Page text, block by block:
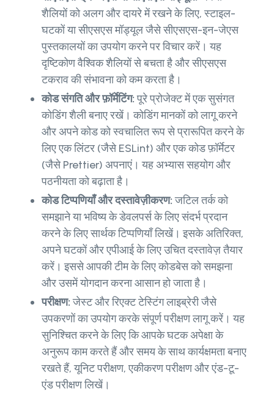
शैलियों को अलग और दायरे में रखने के लिए, स्टाइल-
घटकों या सीएसएस मॉड्यूल जैसे सीएसएस-इन-जेएस
पुस्तकालयों का उपयोग करने पर विचार करें। यह
दृष्टिकोण वैश्विक शैलियों से बचता है और सीएसएस
टकराव की संभावना को कम करता है।
कोड संगति और फ़ॉर्मेटिंग:पूरे प्रोजेक्ट में एक सुसंगत
कोडिंग शैली बनाए रखें। कोडिंग मानकों को लागू करने
और अपने कोड को स्वचालित रूप से प्रारूपित करने के
लिए एक लिंटर (जैसे ESLint) और एक कोड फ़ॉर्मेटर
(जैसे Prettier) अपनाएं। यह अभ्यास सहयोग और
पठनीयता को बढ़ाता है।
कोड टिप्पणियाँ और दस्तावेज़ीकरण:जटिल तर्क को
समझाने या भविष्य के डेवलपर्स के लिए संदर्भ प्रदान
करने के लिए सार्थक टिप्पणियाँ लिखें। इसके अतिरिक्त,
अपने घटकों और एपीआई के लिए उचित दस्तावेज़ तैयार
करें। इससे आपकी टीम के लिए कोडबेस को समझना
और उसमें योगदान करना आसान हो जाता है।
परीक्षण:जेस्ट और रिएक्ट टेस्टिंग लाइब्रेरी जैसे
उपकरणों का उपयोग करके संपूर्ण परीक्षण लागू करें। यह
सुनिश्चित करने के लिए कि आपके घटक अपेक्षा के
अनुरूप काम करते हैं और समय के साथ कार्यक्षमता बनाए
रखते हैं, यूनिट परीक्षण, एकीकरण परीक्षण और एंड-टू-
एंड परीक्षण लिखें।